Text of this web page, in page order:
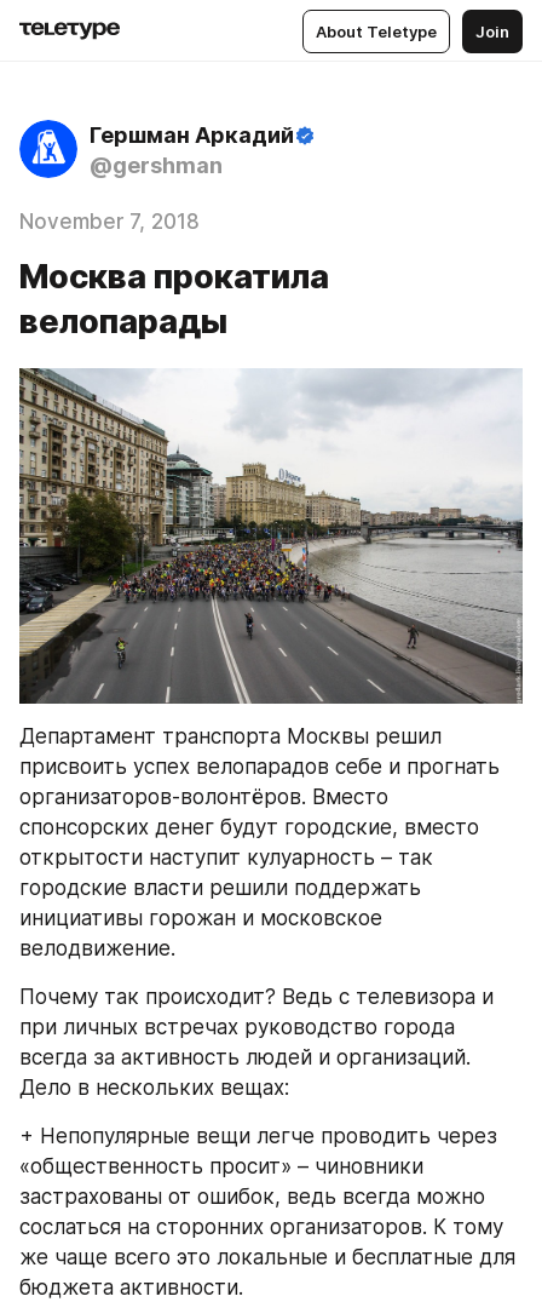
About Teletype Join
Гершман Аркадий
@gershman
November 7, 2018
Москва прокатила
велопарады
Департамент транспорта Москвы решил
присвоить успех велопарадов себе и прогнать
организаторов-волонтёров. Вместо
спонсорских денег будут городские, вместо
открытости наступит кулуарность – так
городские власти решили поддержать
инициативы горожан и московское
велодвижение.
Почему так происходит? Ведь с телевизора и
при личных встречах руководство города
всегда за активность людей и организаций.
Дело в нескольких вещах:
+ Непопулярные вещи легче проводить через
«общественность просит» – чиновники
застрахованы от ошибок, ведь всегда можно
сослаться на сторонних организаторов. К тому
же чаще всего это локальные и бесплатные для
бюджета активности.